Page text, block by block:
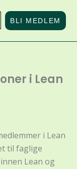
BLI MEDLEM
i Lean
i Lean
til faglige
Lean og